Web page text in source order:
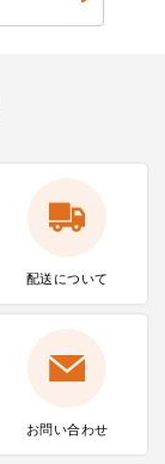
配送について
お問い合わせ